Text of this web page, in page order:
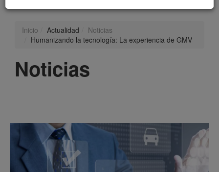
Inicio Actualidad
Noticias
Humanizando la tecnología: La experiencia de GMV
Noticias